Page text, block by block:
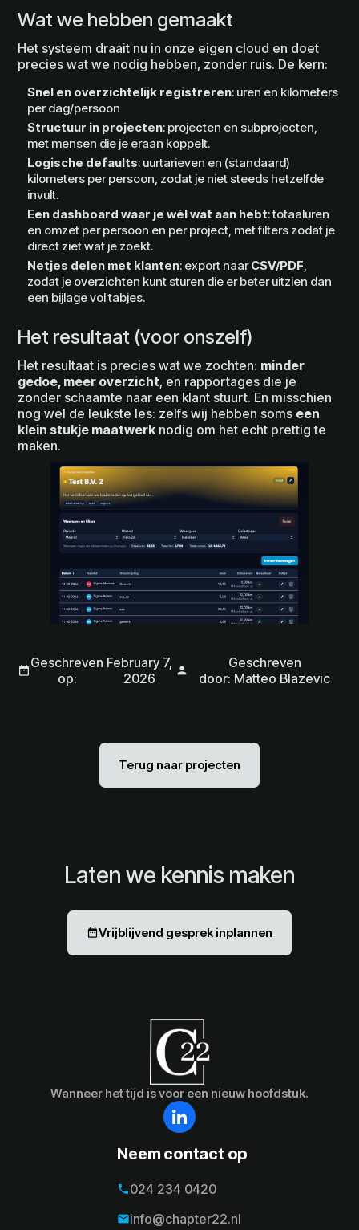
Wat we hebben gemaakt
Het systeem draait nu in onze eigen cloud en doet
precies wat we nodig hebben, zonder ruis. De kern:
Snel en overzichtelijk registreren: uren en kilometers
per dag/persoon
Structuur in projecten: projecten en subprojecten,
met mensen die je eraan koppelt.
Logische defaults: uurtarieven en (standaard)
kilometers per persoon, zodat je niet steeds hetzelfde
invult.
Een dashboard waar je wél wat aan hebt: totaaluren
en omzet per persoon en per project, met filters zodat je
direct ziet wat je zoekt.
Netjes delen met klanten: export naarCSV/PDF,
zodat je overzichten kunt sturen die er beter uitzien dan
een bijlage vol tabjes.
Het resultaat (voor onszelf)
Het resultaat is precies wat we zochten: minder
gedoe, meer overzicht, en rapportages die je
zonder schaamte naar een klant stuurt. En misschien
nog wel de leukste les: zelfs wij hebben soms een
klein stukje maatwerk nodig om het echt prettig te
maken.
date_rangeGeschreven
op:
February 7,
2026
person
Geschreven
door: Matteo Blazevic
Terug naar projecten
Laten we kennis maken
date_rangeVrijblijvend gesprek inplannen
Wanneer het tijd is voor een nieuw hoofdstuk.
Neem contact op
phone024 234 0420
024 234 0420
emailinfo@chapter22.nl